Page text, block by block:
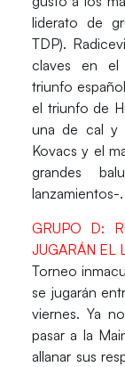
liderato de
TDP).
claves en el
triunfo
el triunfo de
una de cal y
Kovacs y el
grandes
lanzamientos-.
GRUPO D:
JUGARÁN EL
Torneo
se jugarán
viernes. Ya
pasar a la
allanar sus